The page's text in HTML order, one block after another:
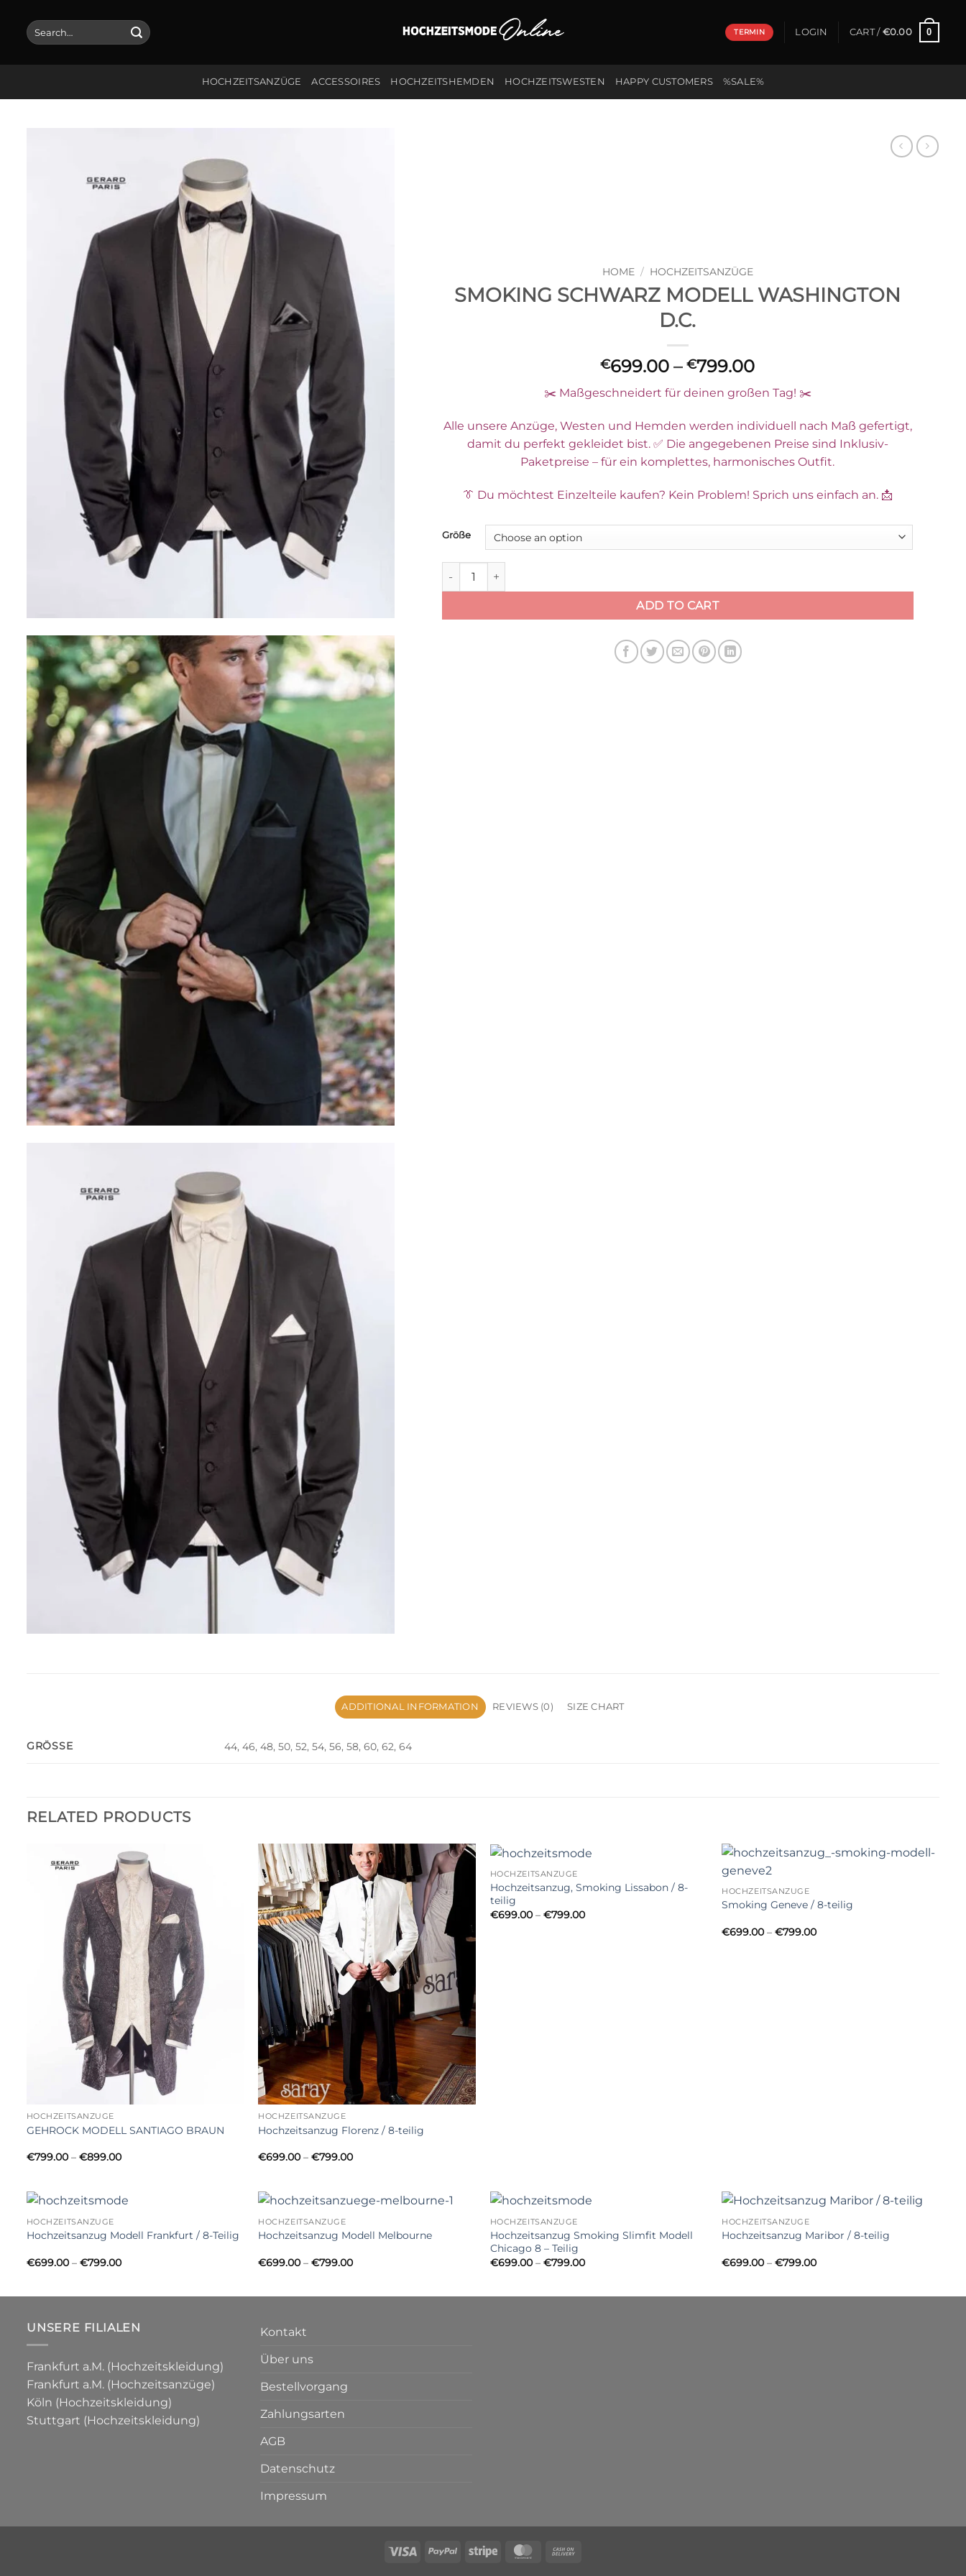
content
Search
for:
TERMIN LOGIN CART / €0.00 0
HOCHZEITSANZÜGE ACCESSOIRES HOCHZEITSHEMDEN HOCHZEITSWESTEN HAPPY CUSTOMERS %SALE%
HOME / HOCHZEITSANZÜGE
SMOKING SCHWARZ MODELL WASHINGTON
D.C.
€699.00 – €799.00Price
range:
€699.00
through
€799.00
✂️ Maßgeschneidert für deinen großen Tag! ✂️
Alle unsere Anzüge, Westen und Hemden werden individuell nach Maß gefertigt,
damit du perfekt gekleidet bist. ✅ Die angegebenen Preise sind Inklusiv-
Paketpreise – für ein komplettes, harmonisches Outfit.
👔 Du möchtest Einzelteile kaufen? Kein Problem! Sprich uns einfach an. 📩
Größe
SMOKING SCHWARZ MODELL WASHINGTON D.C. quantity
ADD TO CART
ADDITIONAL INFORMATION REVIEWS (0) SIZE CHART
GRÖSSE 44, 46, 48, 50, 52, 54, 56, 58, 60, 62, 64
RELATED PRODUCTS
HOCHZEITSANZÜGE
GEHROCK MODELL SANTIAGO BRAUN
€799.00 – €899.00Price
€899.00
HOCHZEITSANZÜGE
Hochzeitsanzug Florenz / 8-teilig
€699.00 – €799.00Price
€799.00
HOCHZEITSANZÜGE
Hochzeitsanzug, Smoking Lissabon / 8-
teilig
€699.00 – €799.00Price
HOCHZEITSANZÜGE
Smoking Geneve / 8-teilig
€699.00 – €799.00Price
HOCHZEITSANZÜGE
Hochzeitsanzug Modell Frankfurt / 8-Teilig
€699.00 – €799.00Price
HOCHZEITSANZÜGE
Hochzeitsanzug Modell Melbourne
€699.00 – €799.00Price
HOCHZEITSANZÜGE
Hochzeitsanzug Smoking Slimfit Modell
Chicago 8 – Teilig
€699.00 – €799.00Price
HOCHZEITSANZÜGE
Hochzeitsanzug Maribor / 8-teilig
€699.00 – €799.00Price
UNSERE FILIALEN
Frankfurt a.M. (Hochzeitskleidung)
Frankfurt a.M. (Hochzeitsanzüge)
Köln (Hochzeitskleidung)
Stuttgart (Hochzeitskleidung)
Kontakt
Über uns
Bestellvorgang
Zahlungsarten
AGB
Datenschutz
Impressum
Visa PayPal Stripe MasterCard